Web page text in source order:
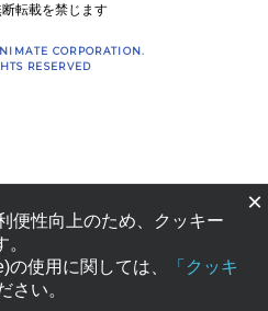
転載を禁じます
CORPORATION.
RESERVED
×
便性向上のため、クッキー
使用に関しては、
「クッキ
さい。